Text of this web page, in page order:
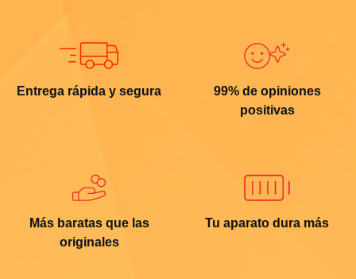
Entrega rápida y segura
99% de opiniones
positivas
Más baratas que las
originales
Tu aparato dura más